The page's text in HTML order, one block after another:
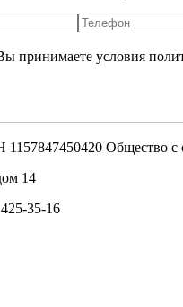
принимаете условия
Общество
14
35-16